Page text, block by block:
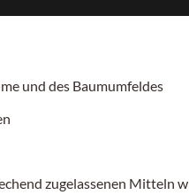
und des Baumumfeldes
zugelassenen Mitteln